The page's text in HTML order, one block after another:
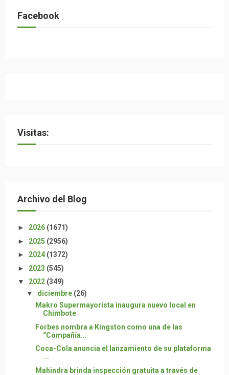
Facebook
Visitas:
Archivo del Blog
► 2026 (1671)
► 2025 (2956)
► 2024 (1372)
► 2023 (545)
▼ 2022 (349)
▼ diciembre (26)
Makro Supermayorista inaugura nuevo local en
Chimbote
Forbes nombra a Kingston como una de las
“Compañía...
Coca-Cola anuncia el lanzamiento de su plataforma
...
Mahindra brinda inspección gratuita a través de